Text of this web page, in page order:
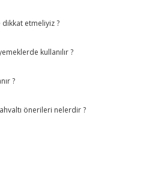
etmeliyiz ?
kullanılır ?
?
önerileri nelerdir ?